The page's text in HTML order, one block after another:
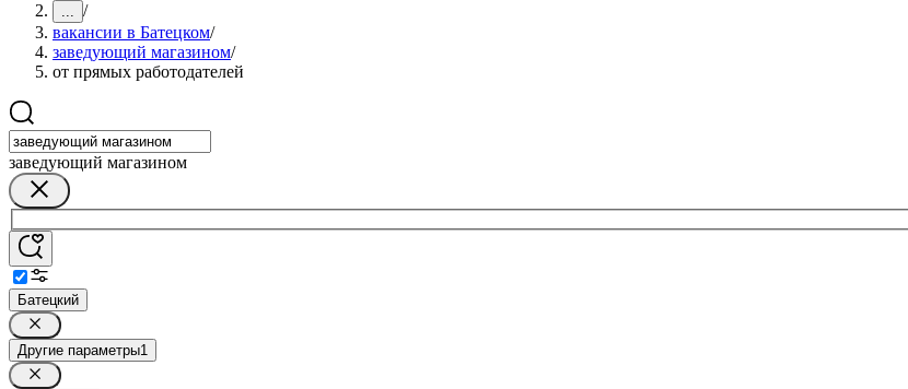
... /
вакансии в Батецком/
заведующий магазином/
от прямых работодателей
заведующий магазином
Батецкий
Другие параметры1